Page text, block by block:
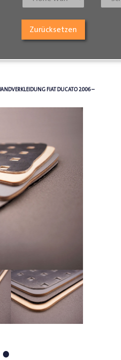
Zurücksetzen
FIAT DUCATO 2006 –